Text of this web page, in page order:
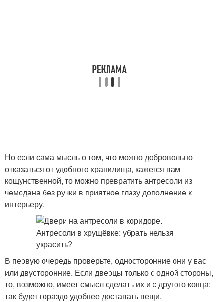
Но если сама мысль о том, что можно добровольно
отказаться от удобного хранилища, кажется вам
кощунственной, то можно превратить антресоли из
чемодана без ручки в приятное глазу дополнение к
интерьеру.
В первую очередь проверьте, односторонние они у вас
или двусторонние. Если дверцы только с одной стороны,
то, возможно, имеет смысл сделать их и с другого конца:
так будет гораздо удобнее доставать вещи.